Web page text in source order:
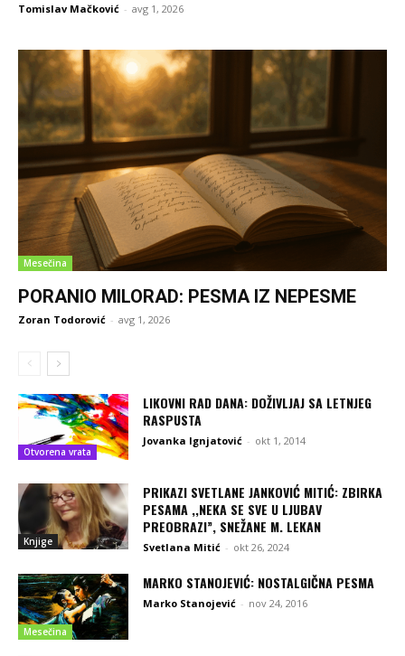
Tomislav Mačković - avg 1, 2026
Mesečina
PORANIO MILORAD: PESMA IZ NEPESME
Zoran Todorović - avg 1, 2026
Otvorena vrata
LIKOVNI RAD DANA: DOŽIVLJAJ SA LETNJEG
RASPUSTA
Jovanka Ignjatović - okt 1, 2014
Knjige
PRIKAZI SVETLANE JANKOVIĆ MITIĆ: ZBIRKA
PESAMA ,,NEKA SE SVE U LJUBAV
PREOBRAZI”, SNEŽANE M. LEKAN
Svetlana Mitić - okt 26, 2024
Mesečina
MARKO STANOJEVIĆ: NOSTALGIČNA PESMA
Marko Stanojević - nov 24, 2016